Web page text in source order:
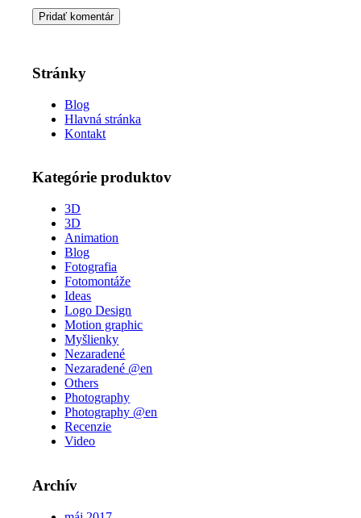
Stránky
Blog
Hlavná stránka
Kontakt
Kategórie produktov
3D
3D
Animation
Blog
Fotografia
Fotomontáže
Ideas
Logo Design
Motion graphic
Myšlienky
Nezaradené
Nezaradené @en
Others
Photography
Photography @en
Recenzie
Video
Archív